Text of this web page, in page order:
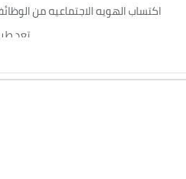
اكتساب الهويه الاجتماعيه من
تعد
اللازمه لتحسين صورة الهويه